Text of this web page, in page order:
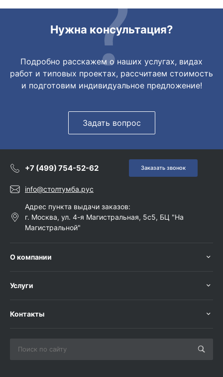
Нужна консультация?
Подробно расскажем о наших услугах, видах
работ и типовых проектах, рассчитаем стоимость
и подготовим индивидуальное предложение!
Задать вопрос
+7 (499) 754-52-62 Заказать звонок
info@столтумба.рус
Адрес пункта выдачи заказов:
г. Москва, ул. 4-я Магистральная, 5с5, БЦ "На
Магистральной"
О компании
Услуги
Контакты